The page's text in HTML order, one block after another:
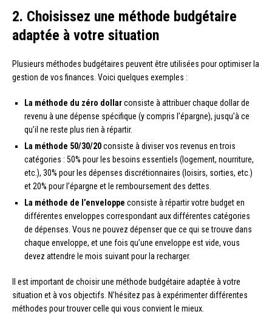
2. Choisissez une méthode budgétaire
adaptée à votre situation
Plusieurs méthodes budgétaires peuvent être utilisées pour optimiser la
gestion de vos finances. Voici quelques exemples :
La méthode du zéro dollarconsiste à attribuer chaque dollar de
revenu à une dépense spécifique (y compris l’épargne), jusqu’à ce
qu’il ne reste plus rien à répartir.
La méthode 50/30/20consiste à diviser vos revenus en trois
catégories : 50% pour les besoins essentiels (logement, nourriture,
etc.), 30% pour les dépenses discrétionnaires (loisirs, sorties, etc.)
et 20% pour l’épargne et le remboursement des dettes.
La méthode de l’enveloppe consiste à répartir votre budget en
différentes enveloppes correspondant aux différentes catégories
de dépenses. Vous ne pouvez dépenser que ce qui se trouve dans
chaque enveloppe, et une fois qu’une enveloppe est vide, vous
devez attendre le mois suivant pour la recharger.
Il est important de choisir une méthode budgétaire adaptée à votre
situation et à vos objectifs. N’hésitez pas à expérimenter différentes
méthodes pour trouver celle qui vous convient le mieux.